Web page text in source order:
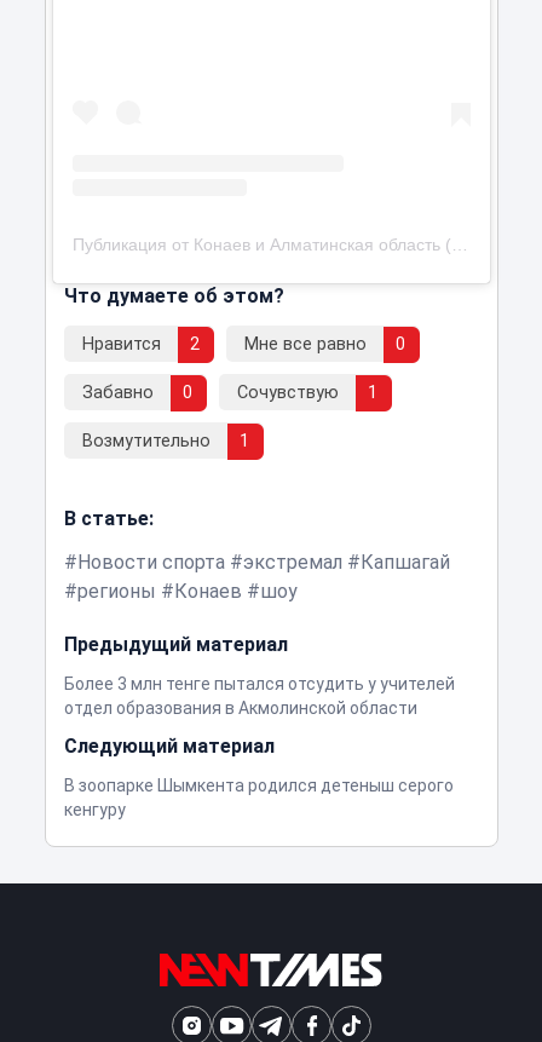
Что думаете об этом?
Нравится 2 Мне все равно 0
Забавно 0 Сочувствую 1
Возмутительно 1
В статье:
Новости спорта
экстремал
Капшагай
регионы
Конаев шоу
Предыдущий материал
Более 3 млн тенге пытался отсудить у учителей
отдел образования в Акмолинской области
Следующий материал
В зоопарке Шымкента родился детеныш серого
кенгуру